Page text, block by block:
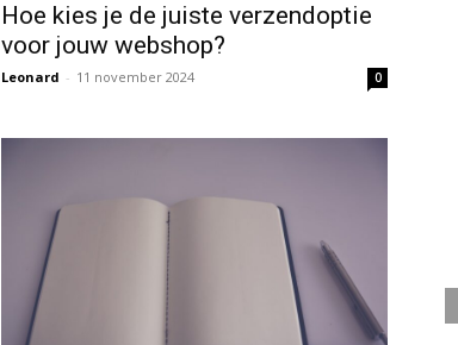
Hoe kies je de juiste verzendoptie
voor jouw webshop?
Leonard - 11 november 2024 0